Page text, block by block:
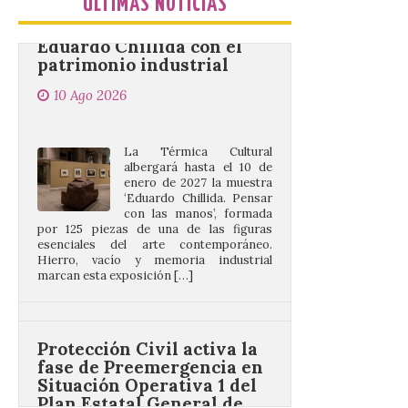
ÚLTIMAS NOTICIAS
Eduardo Chillida con el
patrimonio industrial
10 Ago 2026
enero de 2027 la muestra
‘Eduardo Chillida. Pensar
con las manos’, formada
por 125 piezas de una de las figuras
esenciales del arte contemporáneo.
Hierro, vacío y memoria industrial
marcan esta exposición […]
Situación Operativa 1 del
Plan Estatal General de
Emergencias ante los
riesgos potenciales